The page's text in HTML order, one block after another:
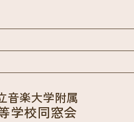
音楽大学附属
学校同窓会